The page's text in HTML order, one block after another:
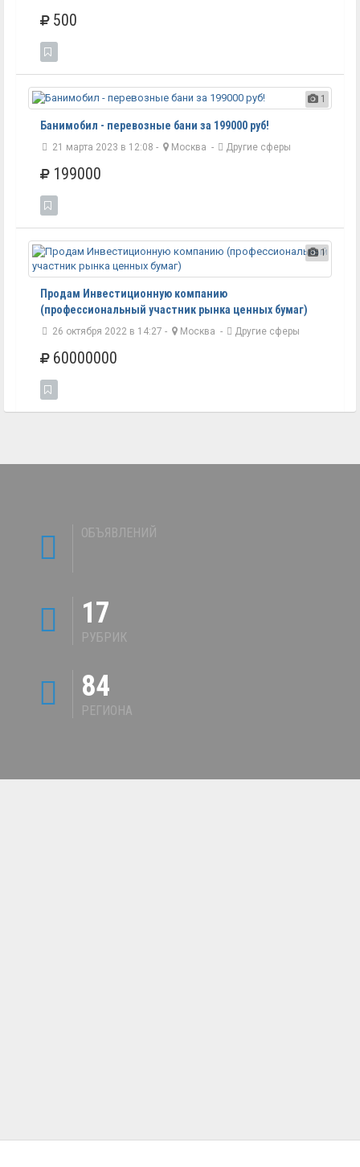
500
1
Банимобил - перевозные бани за 199000 руб!
21 марта 2023 в 12:08 - Москва - Другие сферы
199000
1
Продам Инвестиционную компанию
(профессиональный участник рынка ценных бумаг)
26 октября 2022 в 14:27 - Москва - Другие сферы
60000000
ОБЪЯВЛЕНИЙ
17
РУБРИК
84
РЕГИОНА